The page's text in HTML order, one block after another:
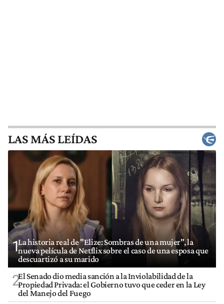
LAS MÁS LEÍDAS
1La historia real de "Elize: Sombras de una mujer", la
nueva película de Netflix sobre el caso de una esposa que
descuartizó a su marido
2El Senado dio media sanción a la Inviolabilidad de la
Propiedad Privada: el Gobierno tuvo que ceder en la Ley
del Manejo del Fuego